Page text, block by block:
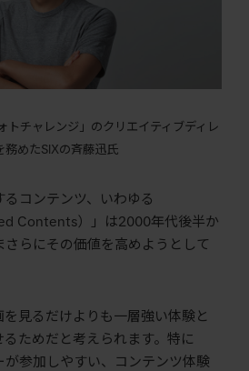
トチャレンジ」のクリエイティブディレ
務めたSIXの斉藤迅氏
コンテンツ、いわゆる
Contents）」は2000年代後半か
らにその価値を高めようとして
を見るだけよりも一層強い体験と
るためだと考えられます。特に
が参加しやすい、コンテンツ体験